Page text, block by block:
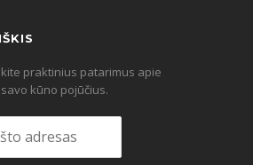
praktinius patarimus apie
kūno pojūčius.